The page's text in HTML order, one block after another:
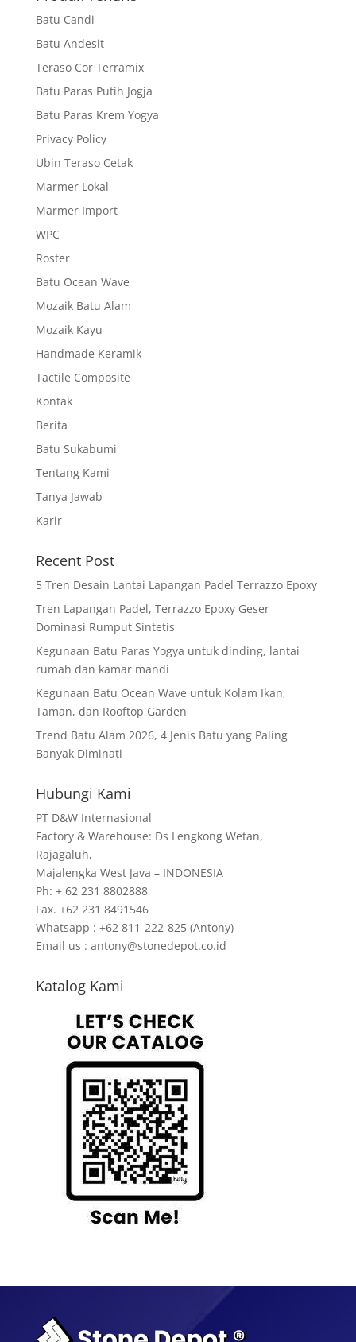
Batu Candi
Batu Andesit
Teraso Cor Terramix
Batu Paras Putih Jogja
Batu Paras Krem Yogya
Privacy Policy
Ubin Teraso Cetak
Marmer Lokal
Marmer Import
WPC
Roster
Batu Ocean Wave
Mozaik Batu Alam
Mozaik Kayu
Handmade Keramik
Tactile Composite
Kontak
Berita
Batu Sukabumi
Tentang Kami
Tanya Jawab
Karir
Recent Post
5 Tren Desain Lantai Lapangan Padel Terrazzo Epoxy
Tren Lapangan Padel, Terrazzo Epoxy Geser
Dominasi Rumput Sintetis
Kegunaan Batu Paras Yogya untuk dinding, lantai
rumah dan kamar mandi
Kegunaan Batu Ocean Wave untuk Kolam Ikan,
Taman, dan Rooftop Garden
Trend Batu Alam 2026, 4 Jenis Batu yang Paling
Banyak Diminati
Hubungi Kami
PT D&W Internasional
Factory & Warehouse: Ds Lengkong Wetan,
Rajagaluh,
Majalengka West Java – INDONESIA
Ph: + 62 231 8802888
Fax. +62 231 8491546
Whatsapp : +62 811-222-825 (Antony)
Email us : antony@stonedepot.co.id
Katalog Kami